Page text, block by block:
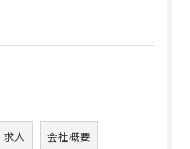
求人 会社概要